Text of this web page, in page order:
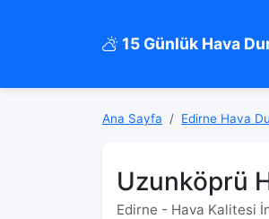
15 Günlük Hava
Ana Sayfa Edirne Hava
Uzunköprü
Edirne - Hava Kalitesi